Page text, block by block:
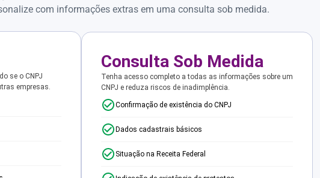
com informações extras em uma consulta sob medida.
se o CNPJ
empresas.
Consulta Sob Medida
Tenha acesso completo a todas as informações sobre um
CNPJ e reduza riscos de inadimplência.
Confirmação de existência do CNPJ
Dados cadastrais básicos
Situação na Receita Federal